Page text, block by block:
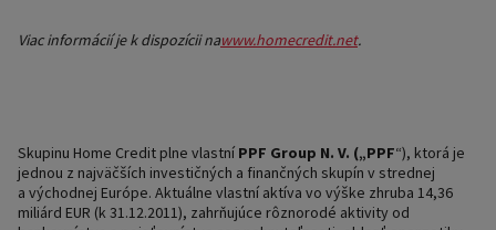
Viac informácií je k dispozícii nawww.homecredit.net.
Skupinu Home Credit plne vlastní PPF Group N. V. („PPF“), ktorá je
jednou z najväčších investičných a finančných skupín v strednej
a východnej Európe. Aktuálne vlastní aktíva vo výške zhruba 14,36
miliárd EUR (k 31.12.2011), zahrňujúce rôznorodé aktivity od